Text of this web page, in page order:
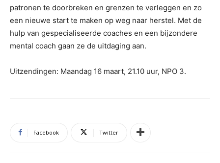
patronen te doorbreken en grenzen te verleggen en zo
een nieuwe start te maken op weg naar herstel. Met de
hulp van gespecialiseerde coaches en een bijzondere
mental coach gaan ze de uitdaging aan.
Uitzendingen: Maandag 16 maart, 21.10 uur, NPO 3.
Facebook Twitter